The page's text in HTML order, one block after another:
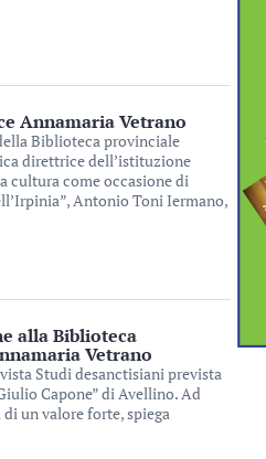
Annamaria Vetrano
Biblioteca provinciale
direttrice dell’istituzione
cultura come occasione di
Antonio Toni Iermano,
alla Biblioteca
Vetrano
Studi desanctisiani prevista
Capone” di Avellino. Ad
un valore forte, spiega